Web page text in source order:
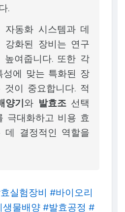
.
자동화 시스템과 데
강화된 장비는 연구
높여줍니다. 또한 각
성에 맞는 특화된 장
이 중요합니다. 적
양기와 발효조 선택
극대화하고 비용 효
데 결정적인 역할을
실험장비 #바이오리
물배양 #발효공정 #